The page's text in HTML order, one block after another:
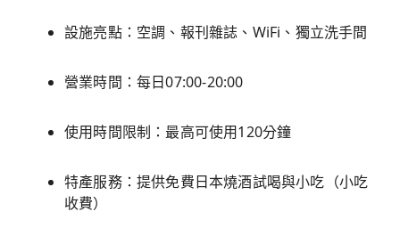
設施亮點：空調、報刊雜誌、WiFi、獨立洗手間
營業時間：每日07:00-20:00
使用時間限制：最高可使用120分鐘
特產服務：提供免費日本燒酒試喝與小吃（小吃
收費）